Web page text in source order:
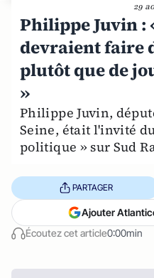
29
Philippe Juvin :
devraient faire
plutôt que de
»
Philippe Juvin,
Seine, était l'invité
politique » sur Sud
Écoutez cet article0:00min
PARTAGER
Ajouter